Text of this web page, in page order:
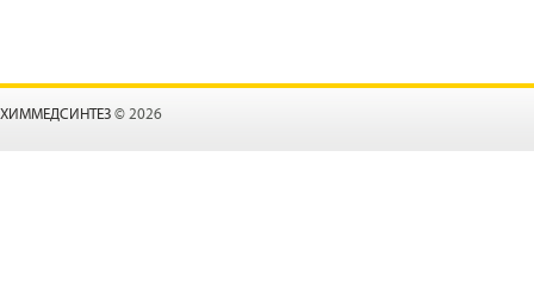
ХИММЕДСИНТЕЗ © 2026